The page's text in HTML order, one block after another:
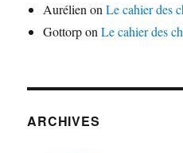
Aurélien onLe cahier des
GottorponLe cahier des
ARCHIVES